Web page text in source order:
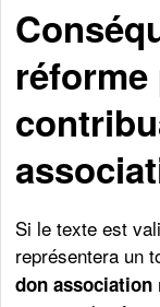
Si le texte est
représentera un
don association